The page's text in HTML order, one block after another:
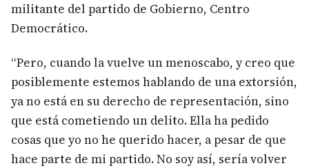
militante del partido de Gobierno, Centro
Democrático.
“Pero, cuando la vuelve un menoscabo, y creo que
posiblemente estemos hablando de una extorsión,
ya no está en su derecho de representación, sino
que está cometiendo un delito. Ella ha pedido
cosas que yo no he querido hacer, a pesar de que
hace parte de mi partido. No soy así, sería volver